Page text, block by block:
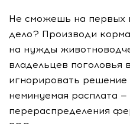
Не сможешь на первых
дело? Производи
на нужды
владельцев поголовья
игнорировать
неминуемая расплата
перераспределения